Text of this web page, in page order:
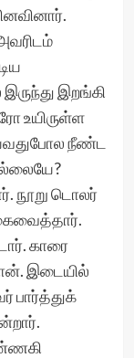
இறங்கி
உயிருள்ள
நீண்ட
நூறு டொலர்
காரை
இடையில்
பார்த்துக்